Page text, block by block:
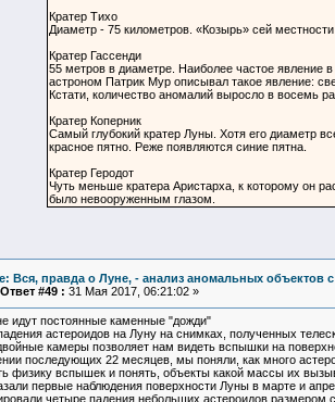
Кратер Тихо
Диаметр - 75 километров. «Козырь» сей
Кратер Гассенди
55 метров в диаметре. Наиболее частое явление
астроном Патрик Мур описывал такое явление:
Кстати, количество аномалий выросло в восемь
Кратер Коперник
Самый глубокий кратер Луны. Хотя его диаметр
красное пятно. Реже появляются синие пятна.
Кратер Геродот
Чуть меньше кратера Аристарха, к которому он
было невооруженным глазом.
Вся, правда о Луне, - анализ аномальных объектов
Ответ #49 : 31 Мая 2017, 06:21:02 »
идут постоянные каменные "дожди"
астероидов на Луну на снимках, полученных
камеры позволяет нам видеть вспышки на
последующих 22 месяцев, мы поняли, как много
физику вспышек и понять, объекты какой массы их
первые наблюдения поверхности Луны в марте и
четыре падения небольших астероидов размером